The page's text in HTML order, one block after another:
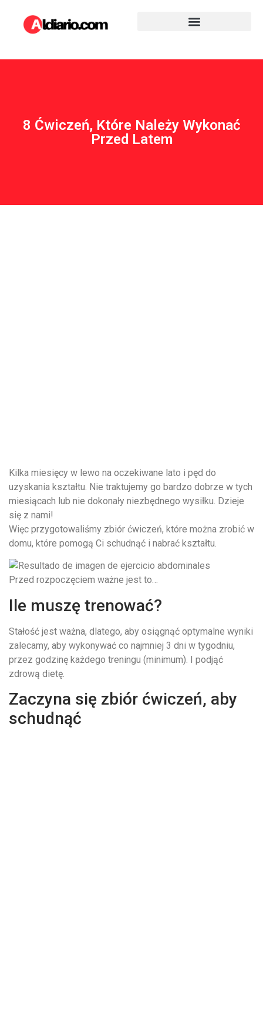
8 Ćwiczeń, Które Należy Wykonać
Przed Latem
Kilka miesięcy w lewo na oczekiwane lato i pęd do
uzyskania kształtu. Nie traktujemy go bardzo dobrze w tych
miesiącach lub nie dokonały niezbędnego wysiłku. Dzieje
się z nami!
Więc przygotowaliśmy zbiór ćwiczeń, które można zrobić w
domu, które pomogą Ci schudnąć i nabrać kształtu.
Przed rozpoczęciem ważne jest to…
Ile muszę trenować?
Stałość jest ważna, dlatego, aby osiągnąć optymalne wyniki
zalecamy, aby wykonywać co najmniej 3 dni w tygodniu,
przez godzinę każdego treningu (minimum). I podjąć
zdrową dietę.
Zaczyna się zbiór ćwiczeń, aby
schudnąć